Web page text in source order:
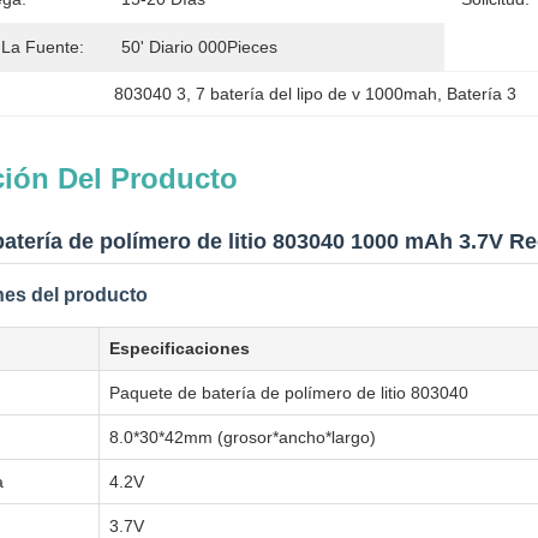
Fuente: 50' Diario 000Pieces
803040 3 , 7 batería del lipo de v 1000mah Batería 3
Del Producto
de polímero de litio 803040 1000 mAh 3.7V
del producto
Especificaciones
Paquete de batería de polímero de litio 803040
8.0*30*42mm (grosor*ancho*largo)
4.2V
3.7V